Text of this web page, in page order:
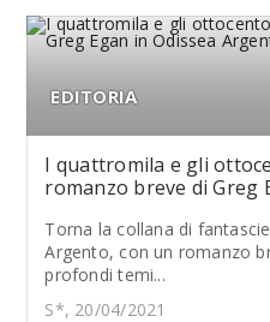
EDITORIA
I quattromila e gli
romanzo breve di Greg
Torna la collana di
Argento, con un romanzo
profondi temi...
S*, 20/04/2021